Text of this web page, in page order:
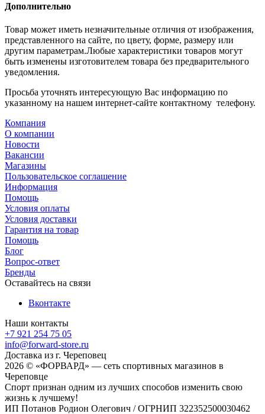
Дополнительно
Товар может иметь незначительные отличия от изображения,
представленного на сайте, по цвету, форме, размеру или
другим параметрам.Любые характеристики товаров могут
быть изменены изготовителем товара без предварительного
уведомления.
Просьба уточнять интересующую Вас информацию по
указанному на нашем интернет-сайте контактному телефону.
Компания
О компании
Новости
Вакансии
Магазины
Пользовательское соглашение
Информация
Помощь
Условия оплаты
Условия доставки
Гарантия на товар
Помощь
Блог
Вопрос-ответ
Бренды
Оставайтесь на связи
Вконтакте
Наши контакты
+7 921 254 75 05
info@forward-store.ru
Доставка из г. Череповец
2026 © «ФОРВАРД» — сеть спортивных магазинов в
Череповце
Спорт признан одним из лучших способов изменить свою
жизнь к лучшему!
ИП Потанов Родион Олегович / ОГРНИП 322352500030462